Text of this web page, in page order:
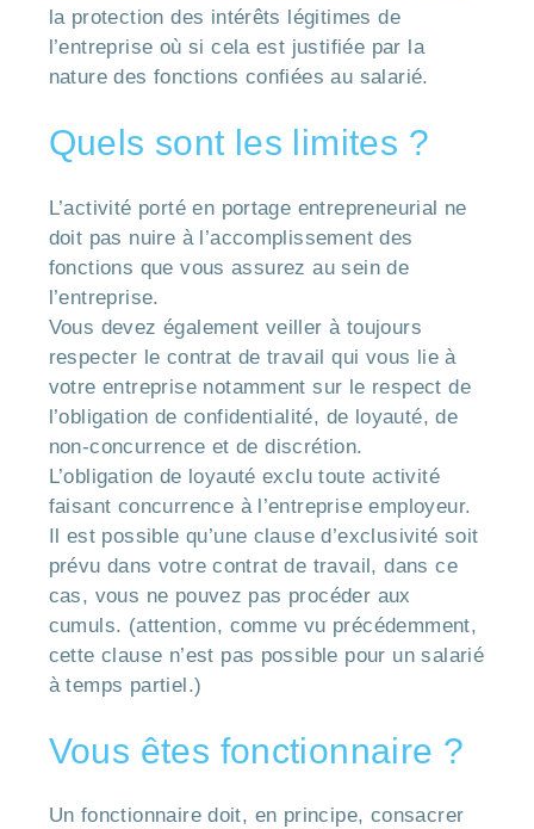
la protection des intérêts légitimes de
l’entreprise où si cela est justifiée par la
nature des fonctions confiées au salarié.
Quels sont les limites ?
L’activité porté en portage entrepreneurial ne
doit pas nuire à l’accomplissement des
fonctions que vous assurez au sein de
l’entreprise.
Vous devez également veiller à toujours
respecter le contrat de travail qui vous lie à
votre entreprise notamment sur le respect de
l’obligation de confidentialité, de loyauté, de
non-concurrence et de discrétion.
L’obligation de loyauté exclu toute activité
faisant concurrence à l’entreprise employeur.
Il est possible qu’une clause d’exclusivité soit
prévu dans votre contrat de travail, dans ce
cas, vous ne pouvez pas procéder aux
cumuls. (attention, comme vu précédemment,
cette clause n’est pas possible pour un salarié
à temps partiel.)
Vous êtes fonctionnaire ?
Un fonctionnaire doit, en principe, consacrer